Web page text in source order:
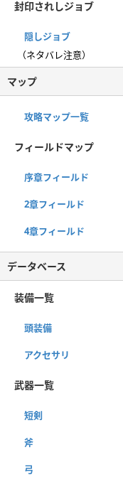
封印されしジョブ
隠しジョブ
（ネタバレ注意）
マップ
攻略マップ一覧
フィールドマップ
序章フィールド
2章フィールド
4章フィールド
データベース
装備一覧
頭装備
アクセサリ
武器一覧
短剣
斧
弓